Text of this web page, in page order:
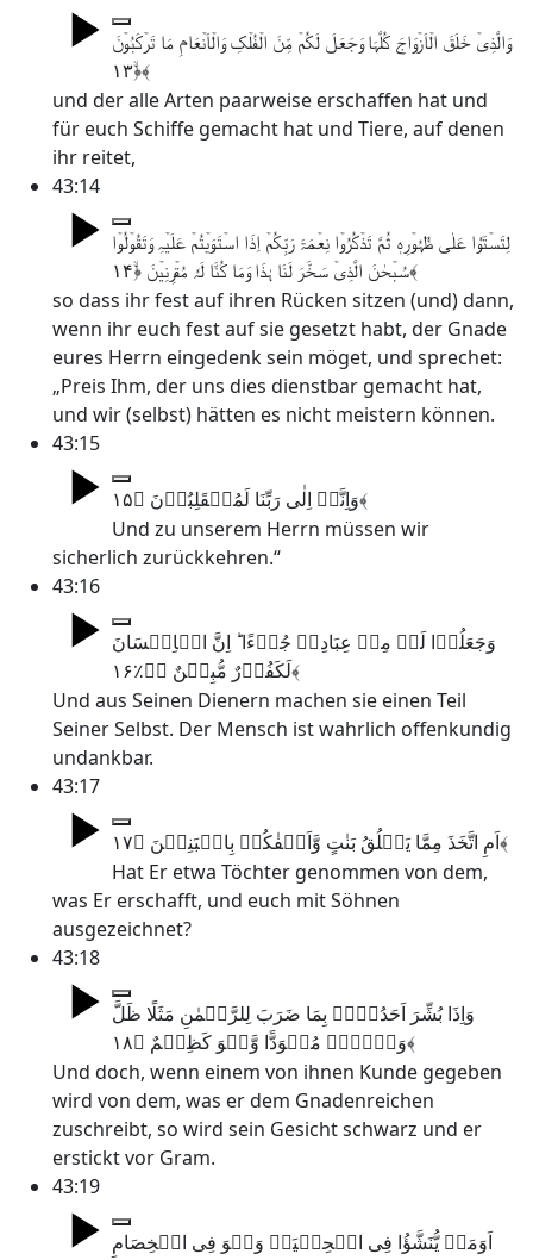
وَالَّذِیۡ خَلَقَ الۡاَزۡوَاجَ کُلَّہَا وَجَعَلَ لَکُمۡ مِّنَ الۡفُلۡکِ وَالۡاَنۡعَامِ مَا تَرۡکَبُوۡنَ
﴿ۙ۱۳﴾
und der alle Arten paarweise erschaffen hat und
für euch Schiffe gemacht hat und Tiere, auf denen
ihr reitet,
43:14
لِتَسۡتَوٗا عَلٰی ظُہُوۡرِہٖ ثُمَّ تَذۡکُرُوۡا نِعۡمَۃَ رَبِّکُمۡ اِذَا اسۡتَوَیۡتُمۡ عَلَیۡہِ وَتَقُوۡلُوۡا
سُبۡحٰنَ الَّذِیۡ سَخَّرَ لَنَا ہٰذَا وَمَا کُنَّا لَہٗ مُقۡرِنِیۡنَ ﴿ۙ۱۴﴾
so dass ihr fest auf ihren Rücken sitzen (und) dann,
wenn ihr euch fest auf sie gesetzt habt, der Gnade
eures Herrn eingedenk sein möget, und sprechet:
„Preis Ihm, der uns dies dienstbar gemacht hat,
und wir (selbst) hätten es nicht meistern können.
43:15
وَاِنَّاۤ اِلٰی رَبِّنَا لَمُنۡقَلِبُوۡنَ ﴿۱۵﴾
Und zu unserem Herrn müssen wir
sicherlich zurückkehren.“
43:16
وَجَعَلُوۡا لَہٗ مِنۡ عِبَادِہٖ جُزۡءًا ؕ اِنَّ الۡاِنۡسَانَ
لَکَفُوۡرٌ مُّبِیۡنٌ ﴿ؕ٪۱۶﴾
Und aus Seinen Dienern machen sie einen Teil
Seiner Selbst. Der Mensch ist wahrlich offenkundig
undankbar.
43:17
اَمِ اتَّخَذَ مِمَّا یَخۡلُقُ بَنٰتٍ وَّاَصۡفٰکُمۡ بِالۡبَنِیۡنَ ﴿۱۷﴾
Hat Er etwa Töchter genommen von dem,
was Er erschafft, und euch mit Söhnen
ausgezeichnet?
43:18
وَاِذَا بُشِّرَ اَحَدُہُمۡ بِمَا ضَرَبَ لِلرَّحۡمٰنِ مَثَلًا ظَلَّ
وَجۡہُہٗ مُسۡوَدًّا وَّہُوَ کَظِیۡمٌ ﴿۱۸﴾
Und doch, wenn einem von ihnen Kunde gegeben
wird von dem, was er dem Gnadenreichen
zuschreibt, so wird sein Gesicht schwarz und er
erstickt vor Gram.
43:19
اَوَمَنۡ یُّنَشَّؤُا فِی الۡحِلۡیَۃِ وَہُوَ فِی الۡخِصَامِ